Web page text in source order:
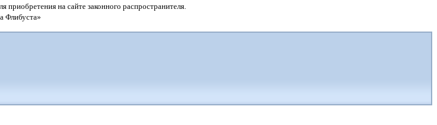
на сайте законного распространителя.
Флибуста»